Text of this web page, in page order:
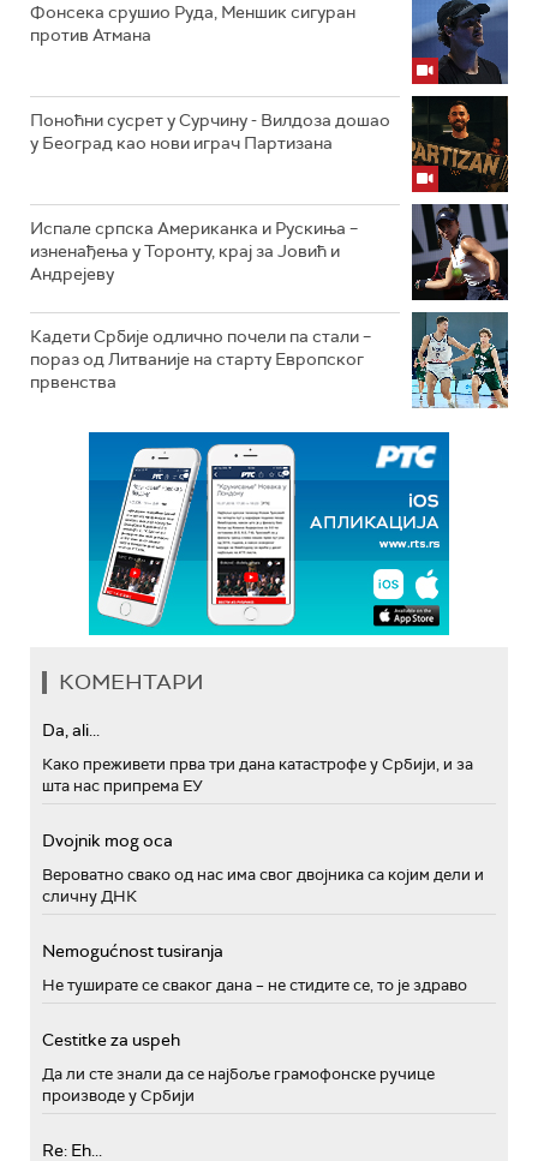
Фонсека срушио Руда, Меншик сигуран
против Атмана
Поноћни сусрет у Сурчину - Вилдоза дошао
у Београд као нови играч Партизана
Испале српска Американка и Рускиња –
изненађења у Торонту, крај за Јовић и
Андрејеву
Кадети Србије одлично почели па стали –
пораз од Литваније на старту Европског
првенства
КОМЕНТАРИ
Da, ali...
Како преживети прва три дана катастрофе у Србији, и за
шта нас припрема ЕУ
Dvojnik mog oca
Вероватно свако од нас има свог двојника са којим дели и
сличну ДНК
Nemogućnost tusiranja
Не туширате се сваког дана – не стидите се, то је здраво
Cestitke za uspeh
Да ли сте знали да се најбоље грамофонске ручице
производе у Србији
Re: Eh...